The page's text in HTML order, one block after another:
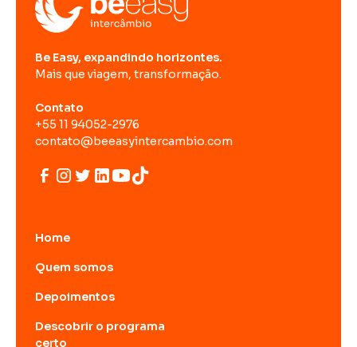
Be Easy, expandindo horizontes.
Mais que viagem, transformação.
Contato
+55 11 94052-2976
contato@beeasyintercambio.com
Home
Quem somos
Depoimentos
Descobrir o programa
certo